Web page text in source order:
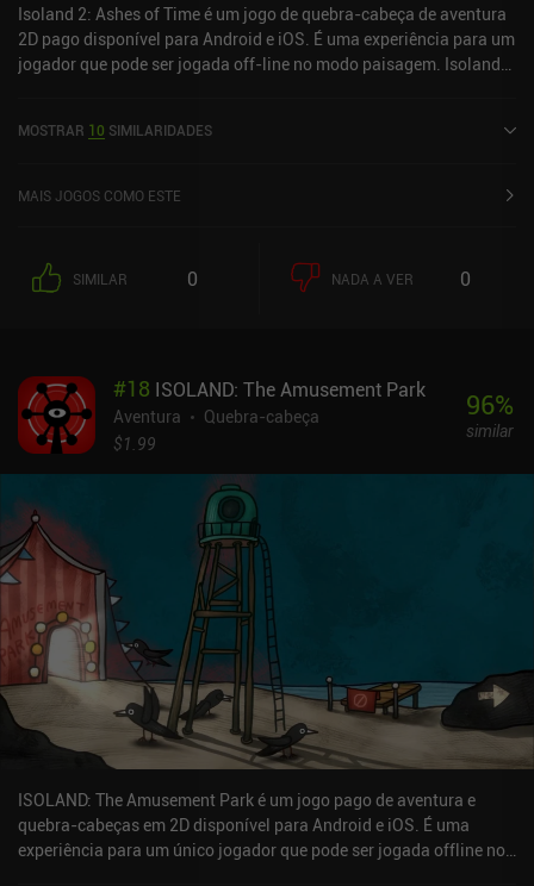
Isoland 2: Ashes of Time é um jogo de quebra-cabeça de aventura
2D pago disponível para Android e iOS. É uma experiência para um
jogador que pode ser jogada off-line no modo paisagem. Isoland
App Store.
MOSTRAR 10 SIMILARIDADES
MAIS JOGOS COMO ESTE
SIMILAR 0 NADA A VER 0
#18 ISOLAND: The Amusement Park
Aventura
Quebra-cabeça
$1.99
96%
similar
ISOLAND: The Amusement Park é um jogo pago de aventura e
quebra-cabeças em 2D disponível para Android e iOS. É uma
experiência para um único jogador que pode ser jogada offline no